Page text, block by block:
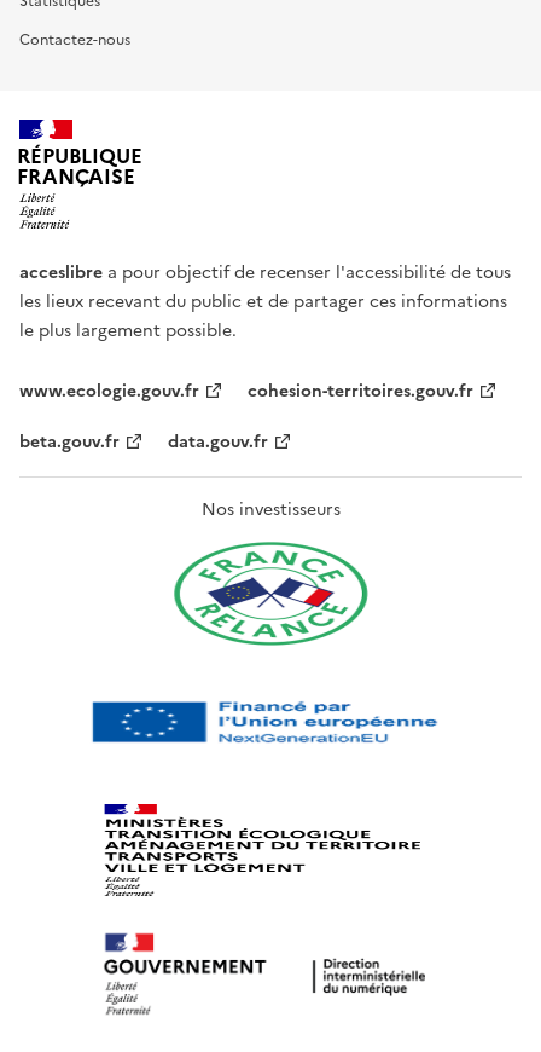
Contactez-nous
RÉPUBLIQUE
FRANÇAISE
acceslibre a pour objectif de recenser l'accessibilité de tous
les lieux recevant du public et de partager ces informations
le plus largement possible.
www.ecologie.gouv.fr
cohesion-territoires.gouv.fr
beta.gouv.fr
data.gouv.fr
Nos investisseurs